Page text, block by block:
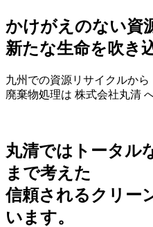
かけがえのない資
新たな生命を吹き
九州での資源リサイクルから
廃棄物処理は 株式会社丸清
丸清ではトータル
まで考えた
信頼されるクリー
います。